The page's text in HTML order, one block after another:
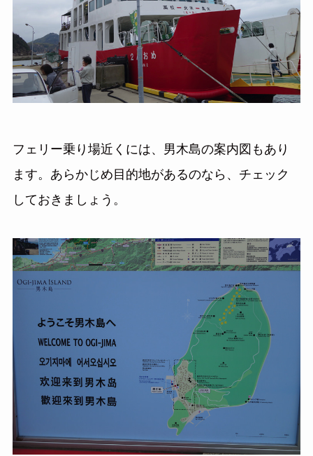
フェリー乗り場近くには、男木島の案内図もあり
ます。あらかじめ目的地があるのなら、チェック
しておきましょう。